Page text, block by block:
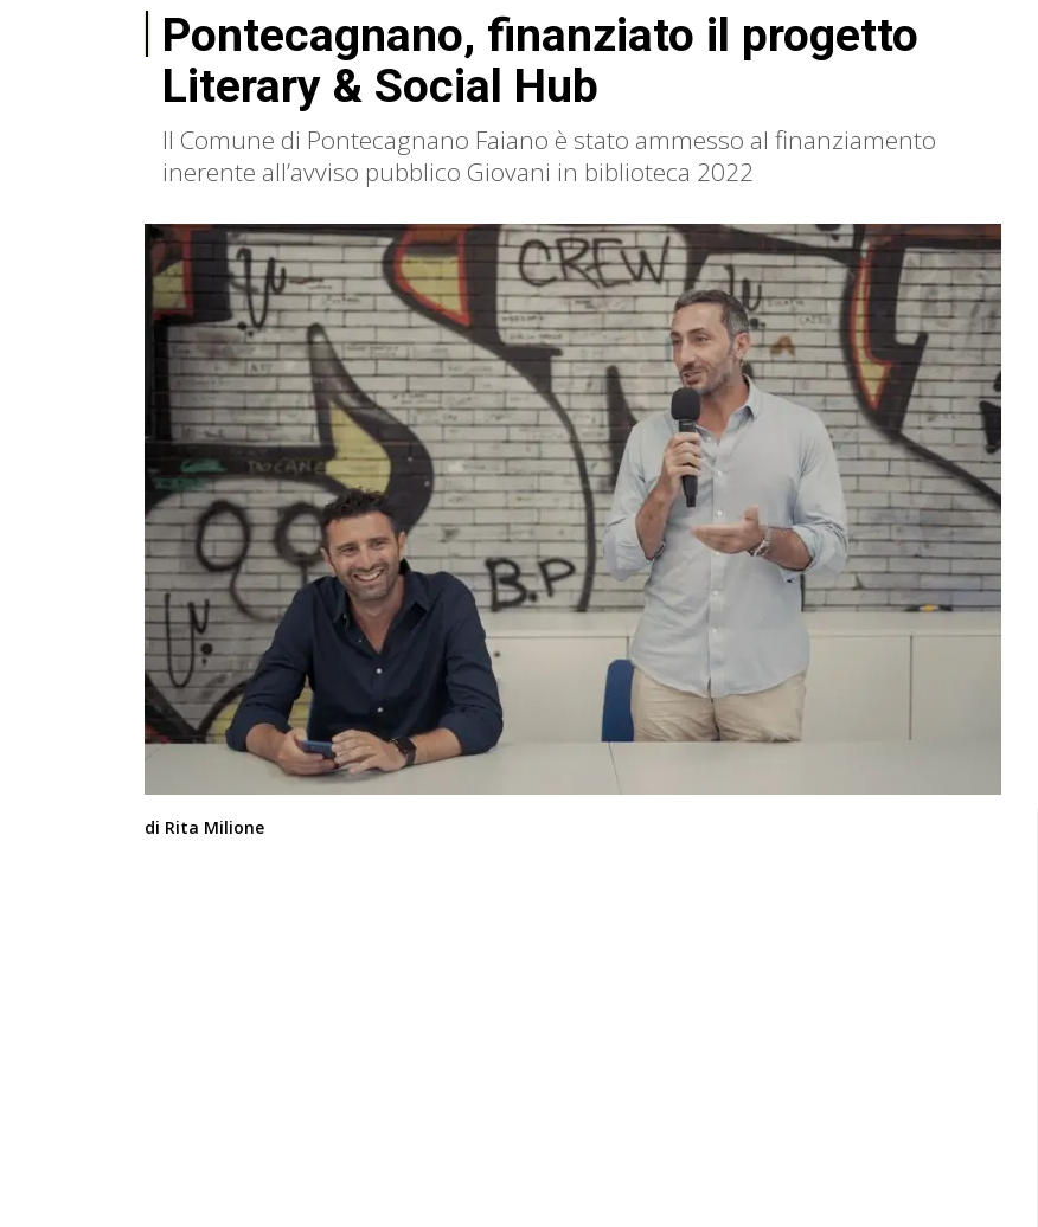
Pontecagnano, finanziato il progetto
Literary & Social Hub
Il Comune di Pontecagnano Faiano è stato ammesso al finanziamento
inerente all’avviso pubblico Giovani in biblioteca 2022
di Rita Milione